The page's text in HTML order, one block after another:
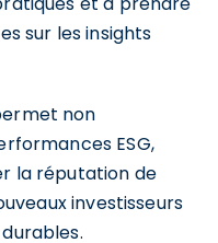
sur les insights
non
ESG,
la réputation de
investisseurs